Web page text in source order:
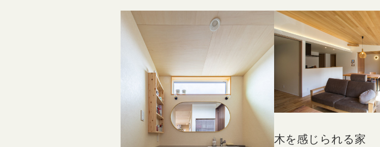
木を感じられる家